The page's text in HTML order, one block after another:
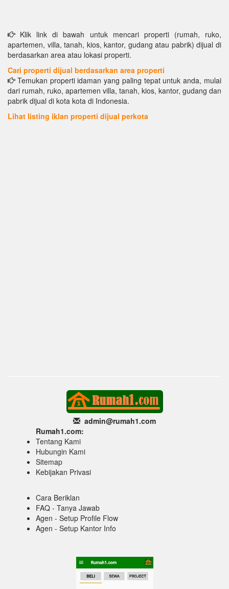
Klik link di bawah untuk mencari properti (rumah, ruko,
apartemen, villa, tanah, kios, kantor, gudang atau pabrik) dijual di
berdasarkan area atau lokasi properti.
Cari properti dijual berdasarkan area properti
Temukan properti idaman yang paling tepat untuk anda, mulai
dari rumah, ruko, apartemen villa, tanah, kios, kantor, gudang dan
pabrik dijual di kota kota di Indonesia.
Lihat listing iklan properti dijual perkota
admin@rumah1.com
Rumah1.com:
Tentang Kami
Hubungin Kami
Sitemap
Kebijakan Privasi
Cara Beriklan
FAQ - Tanya Jawab
Agen - Setup Profile Flow
Agen - Setup Kantor Info